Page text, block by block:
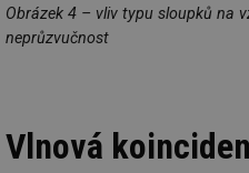
Obrázek 4 – vliv typu sloupků na
neprůzvučnost
Vlnová